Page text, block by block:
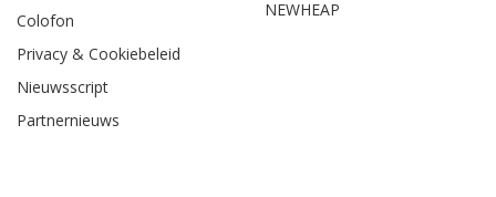
Colofon
Privacy & Cookiebeleid
Nieuwsscript
Partnernieuws
NEWHEAP